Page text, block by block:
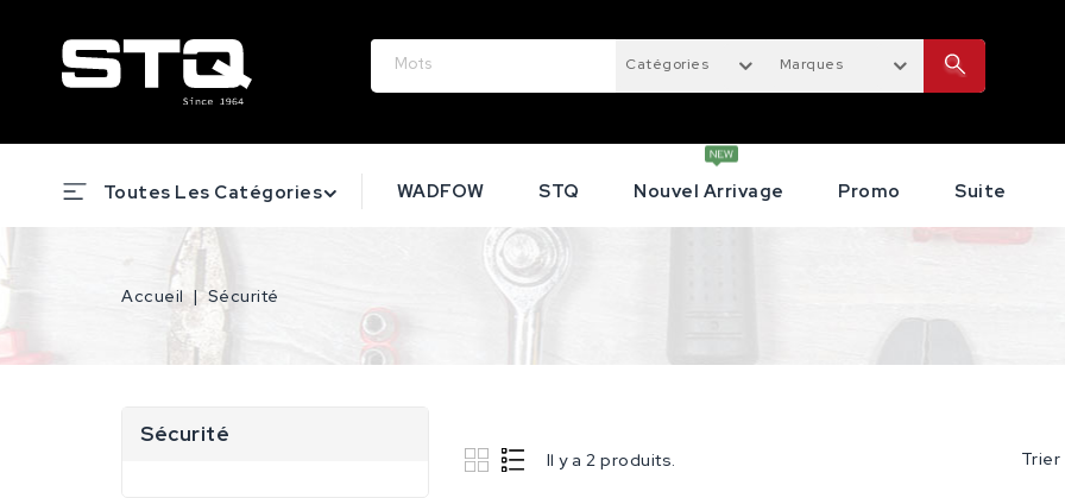
Catégories Marques
Toutes Les Catégories WADFOW STQ Nouvel Arrivage Promo Suite
Accueil Sécurité
Sécurité
Il y a 2 produits. Trier